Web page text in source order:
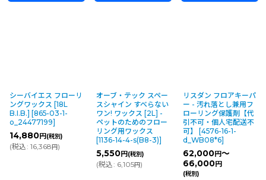
シーバイエス フローリ
ングワックス [18L
B.I.B.] [865-03-1-
o_24477199]
14,880円 (税別)
(税込: 16,368円)
オーブ・テック スペー
スシャイン すべらない
ワン! ワックス [2L] -
ペットのためのフロー
リング用ワックス
[1136-14-4-s(B8-3)]
5,550円 (税別)
(税込: 6,105円)
リスダン フロアキーパ
ー - 汚れ落とし兼用フ
ローリング保護剤【代
引不可・個人宅配送不
可】
[4576-16-1-
d_WB08*6]
62,000円～
66,000円
(税別)